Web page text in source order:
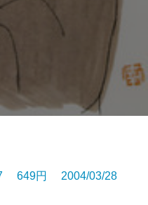
7 649円 2004/03/28